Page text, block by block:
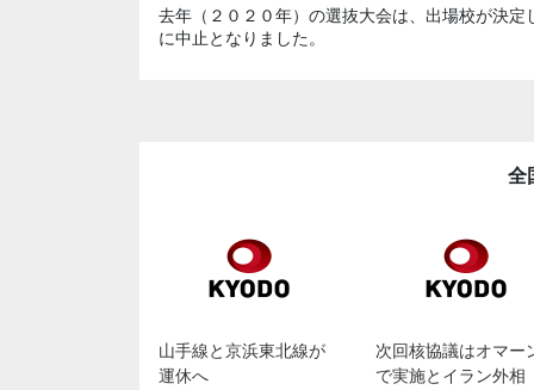
去年（２０２０年）の選抜大会は、出場校が決
に中止となりました。
全
山手線と京浜東北線が
運休へ
次回核協議はオマー
で実施とイラン外相